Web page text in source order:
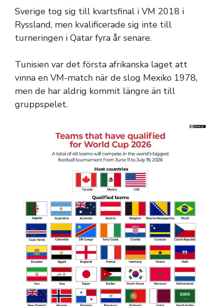
Sverige tog sig till kvartsfinal i VM 2018 i
Ryssland, men kvalificerade sig inte till
turneringen i Qatar fyra år senare.
Tunisien var det första afrikanska laget att
vinna en VM-match när de slog Mexiko 1978,
men de har aldrig kommit längre än till
gruppspelet.